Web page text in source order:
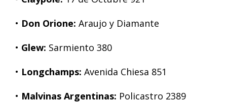
• Don Orione: Araujo y Diamante
• Glew: Sarmiento 380
• Longchamps: Avenida Chiesa 851
• Malvinas Argentinas: Policastro 2389